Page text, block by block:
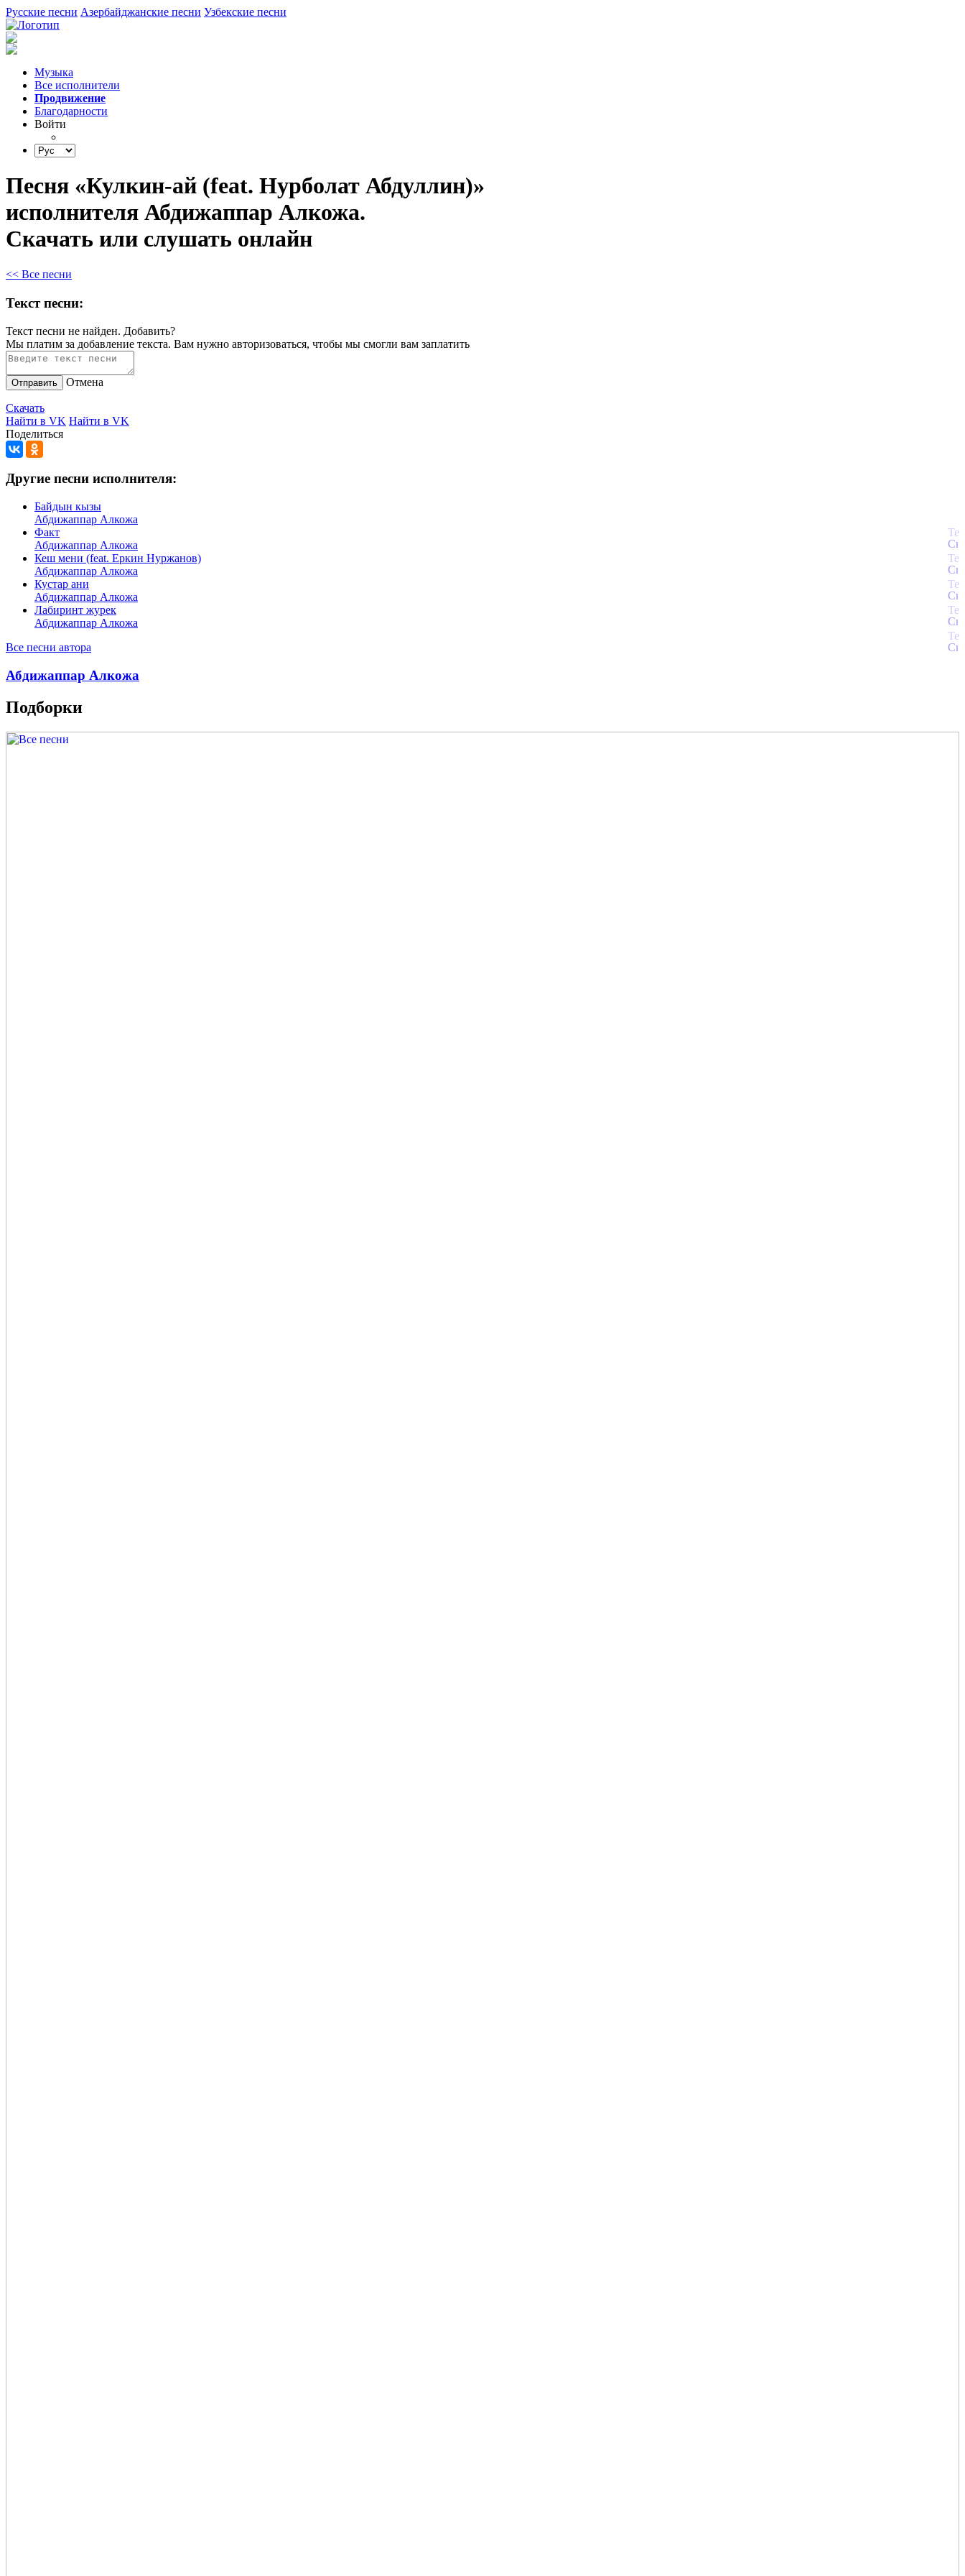
Русские песни Азербайджанские песни Узбекские песни
Музыка
Все исполнители
Продвижение
Благодарности
Войти
Песня «Кулкин-ай (feat. Нурболат Абдуллин)»
исполнителя Абдижаппар Алкожа.
Скачать или слушать онлайн
<< Все песни
Текст песни:
Текст песни не найден. Добавить?
Мы платим за добавление текста. Вам нужно авторизоваться, чтобы мы смогли вам заплатить
Отправить Отмена
Скачать
Найти в VK Найти в VK
Поделиться
Другие песни исполнителя:
Байдын кызы
Абдижаппар Алкожа
Факт
Абдижаппар Алкожа
Кеш мени (feat. Еркин Нуржанов)
Абдижаппар Алкожа
Кустар ани
Абдижаппар Алкожа
Лабиринт журек
Абдижаппар Алкожа
Все песни автора
Абдижаппар Алкожа
Подборки